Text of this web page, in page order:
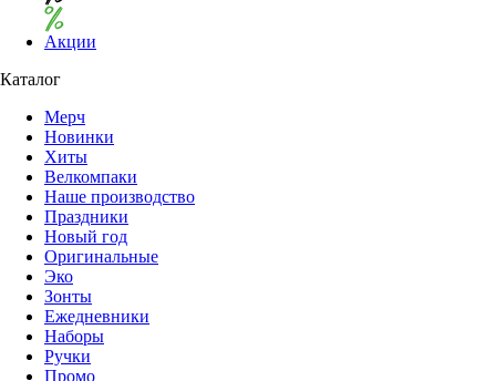
Акции
Каталог
Мерч
Новинки
Хиты
Велкомпаки
Наше производство
Праздники
Новый год
Оригинальные
Эко
Зонты
Ежедневники
Наборы
Ручки
Промо